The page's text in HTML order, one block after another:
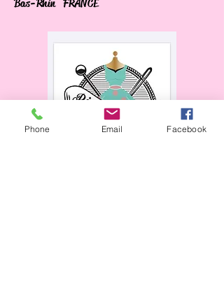
Bas-Rhin FRANCE
Phone Email Facebook